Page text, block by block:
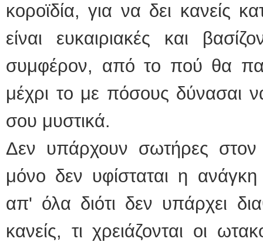
κοροϊδία, για να δει κανείς
είναι ευκαιριακές και
συμφέρον, από το πού θα
μέχρι το με πόσους δύνασαι
σου μυστικά.
Δεν υπάρχουν σωτήρες στον
μόνο δεν υφίσταται η
απ' όλα διότι δεν υπάρχει
κανείς, τι χρειάζονται οι